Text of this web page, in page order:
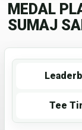
MEDAL
SUMAJ
Tee